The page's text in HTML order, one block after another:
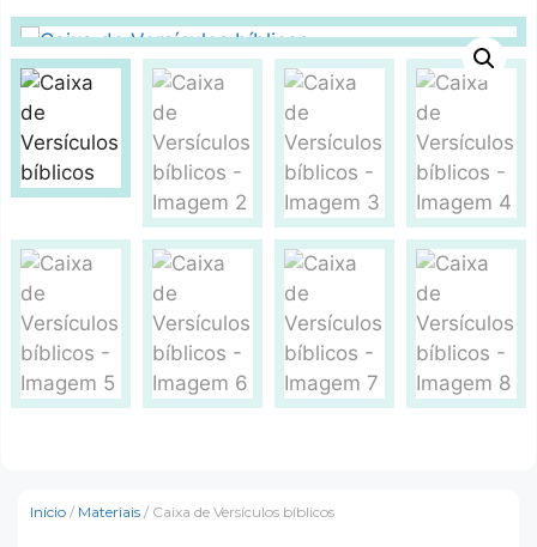
Início / Materiais / Caixa de Versículos bíblicos